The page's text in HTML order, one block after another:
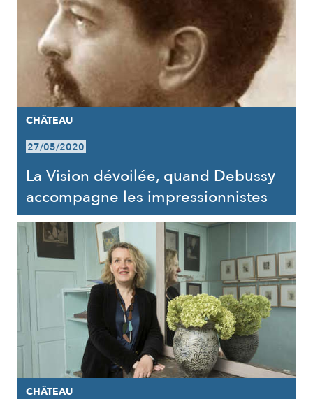
CHÂTEAU
27/05/2020
La Vision dévoilée, quand Debussy
accompagne les impressionnistes
CHÂTEAU